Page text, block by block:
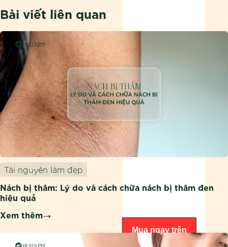
Mua ngay trên
Bài viết liên quan
Tài nguyên làm đẹp
Nách bị thâm: Lý do và cách chữa nách bị thâm đen
hiệu quả
Xem thêm